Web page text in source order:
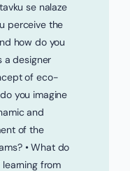
se nalaze
perceive the
how do you
a designer
of eco-
you imagine
and
of the
• What do
from